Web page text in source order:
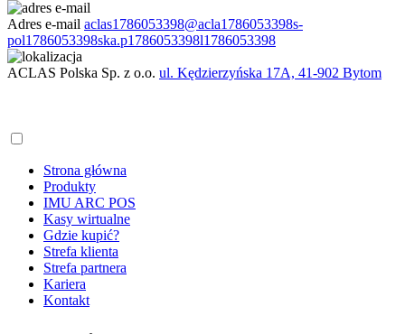
Adres e-mail aclas1786053398@acla1786053398s-
pol1786053398ska.p1786053398l1786053398
ACLAS Polska Sp. z o.o. ul. Kędzierzyńska 17A, 41-902 Bytom
Strona główna
Produkty
IMU ARC POS
Kasy wirtualne
Gdzie kupić?
Strefa klienta
Strefa partnera
Kariera
Kontakt